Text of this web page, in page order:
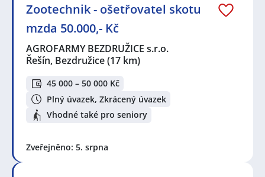
Zootechnik - ošetřovatel skotu
mzda 50.000,- Kč
AGROFARMY BEZDRUŽICE s.r.o.
Řešín, Bezdružice(17 km)
45 000 – 50 000 Kč
Plný úvazek, Zkrácený úvazek
Vhodné také pro seniory
Zveřejněno: 5. srpna